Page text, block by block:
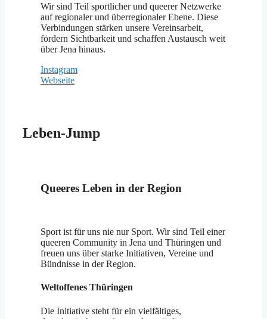
Wir sind Teil sportlicher und queerer Netzwerke
auf regionaler und überregionaler Ebene. Diese
Verbindungen stärken unsere Vereinsarbeit,
fördern Sichtbarkeit und schaffen Austausch weit
über Jena hinaus.
Instagram
Webseite
Leben-Jump
Queeres Leben in der Region
Sport ist für uns nie nur Sport. Wir sind Teil einer
queeren Community in Jena und Thüringen und
freuen uns über starke Initiativen, Vereine und
Bündnisse in der Region.
Weltoffenes Thüringen
Die Initiative steht für ein vielfältiges,